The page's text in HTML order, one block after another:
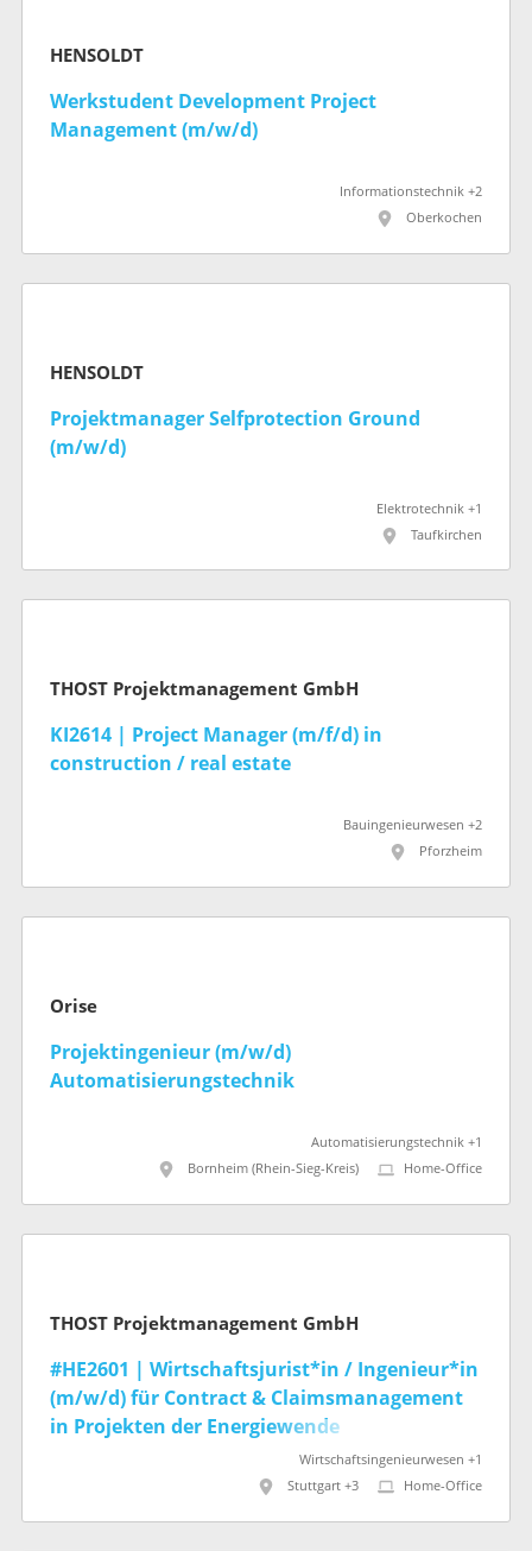
HENSOLDT
Werkstudent Development Project
Management (m/w/d)
Informationstechnik +2
Oberkochen
HENSOLDT
Projektmanager Selfprotection Ground
(m/w/d)
Elektrotechnik +1
Taufkirchen
THOST Projektmanagement GmbH
KI2614 | Project Manager (m/f/d) in
construction / real estate
Bauingenieurwesen +2
Pforzheim
Orise
Projektingenieur (m/w/d)
Automatisierungstechnik
Automatisierungstechnik +1
Bornheim (Rhein-Sieg-Kreis)
Home-Office
THOST Projektmanagement GmbH
#HE2601 | Wirtschaftsjurist*in / Ingenieur*in
(m/w/d) für Contract & Claimsmanagement
in Projekten der Energiewende
Wirtschaftsingenieurwesen +1
Stuttgart +3
Home-Office